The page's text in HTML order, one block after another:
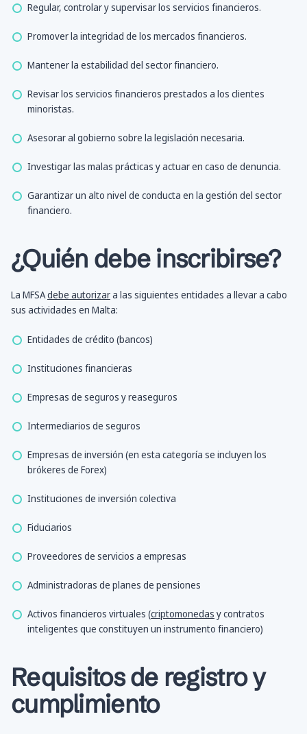
Regular, controlar y supervisar los servicios financieros.
Promover la integridad de los mercados financieros.
Mantener la estabilidad del sector financiero.
Revisar los servicios financieros prestados a los clientes
minoristas.
Asesorar al gobierno sobre la legislación necesaria.
Investigar las malas prácticas y actuar en caso de denuncia.
Garantizar un alto nivel de conducta en la gestión del sector
financiero.
¿Quién debe inscribirse?
La MFSAdebe autorizara las siguientes entidades a llevar a cabo
sus actividades en Malta:
Entidades de crédito (bancos)
Instituciones financieras
Empresas de seguros y reaseguros
Intermediarios de seguros
Empresas de inversión (en esta categoría se incluyen los
brókeres de Forex)
Instituciones de inversión colectiva
Fiduciarios
Proveedores de servicios a empresas
Administradoras de planes de pensiones
Activos financieros virtuales (criptomonedas y contratos
inteligentes que constituyen un instrumento financiero)
Requisitos de registro y
cumplimiento